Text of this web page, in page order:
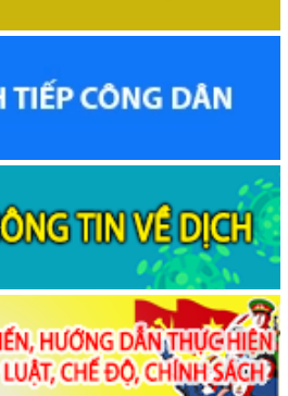
khai kết quả kiểm tra hồ sơ đăng
tích tăng thêm của ông Nguyễn Tấn
đang sử dụng đất tại phường Buôn
công khai hồ sơ cấp giấy chứng nhận
hồ sơ của các cá nhân đang sử dụng
Đắk Lắk
khai hồ sơ mất Giấy chứng nhận
bà Nguyễn Thị Hạnh. Thường trú tại: